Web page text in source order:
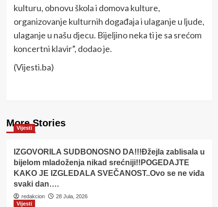
kulturu, obnovu škola i domova kulture,
organizovanje kulturnih događaja i ulaganje u ljude,
ulaganje u našu djecu. Bijeljino neka ti je sa srećom
koncertni klavir”, dodao je.
(Vijesti.ba)
More Stories
Vijesti
IZGOVORILA SUDBONOSNO DA!!!Đžejla zablisala u
bijelom mladoženja nikad srećniji!!POGEDAJTE
KAKO JE IZGLEDALA SVEČANOST..Ovo se ne viđa
svaki dan….
redakcion
28 Jula, 2026
Vijesti